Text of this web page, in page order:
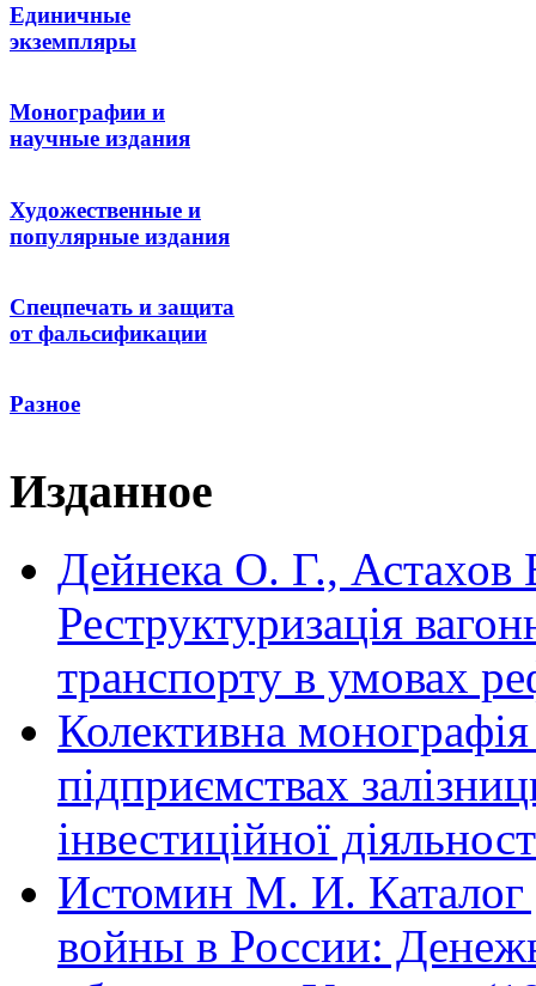
Единичные
экземпляры
Монографии и
научные издания
Художественные и
популярные издания
Спецпечать и защита
от фальсификации
Разное
Изданное
Дейнека О. Г.,
Реструктуризація
транспорту в умовах
Колективна
підприємствах
інвестиційної
Истомин М. И. Каталог
войны в России: